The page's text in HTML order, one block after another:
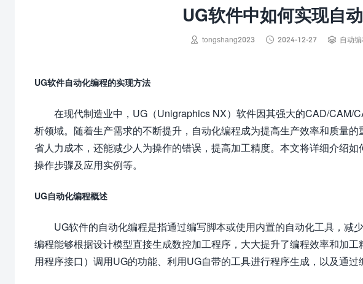
UG软件中如何实现自
 tongshang2023  2024-12-27  自动编
UG软件自动化编程的实现方法
在现代制造业中，UG（Unigraphics NX）软件因其强大的CAD/CAM/
析领域。随着生产需求的不断提升，自动化编程成为提高生产效率和质量
省人力成本，还能减少人为操作的错误，提高加工精度。本文将详细介绍如
操作步骤及应用实例等。
UG自动化编程概述
UG软件的自动化编程是指通过编写脚本或使用内置的自动化工具，减
编程能够根据设计模型直接生成数控加工程序，大大提升了编程效率和加
用程序接口）调用UG的功能、利用UG自带的工具进行程序生成，以及通过